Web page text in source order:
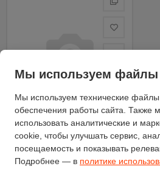
Мотоблок бензиновый
Ритм МБ-207 6.8 л.с.
Мы используем файлы
Мы используем технические
обеспечения работы сайта. Также
использовать аналитические и
cookie, чтобы улучшать сервис,
посещаемость и показывать
Подробнее — в политике